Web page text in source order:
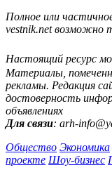
Полное или
vestnik.net возможно
Настоящий ресурс
Материалы,
рекламы. Редакция
достоверность
объявлениях
Для связи: arh-
Общество Экономика
проекте Шоу-бизнес